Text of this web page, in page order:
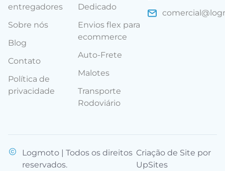
entregadores
Sobre nós
Blog
Contato
Política de
privacidade
Dedicado
Envios flex para
ecommerce
Auto-Frete
Malotes
Transporte
Rodoviário
Logmoto | Todos os direitos
reservados.
Criação de Site por
UpSites